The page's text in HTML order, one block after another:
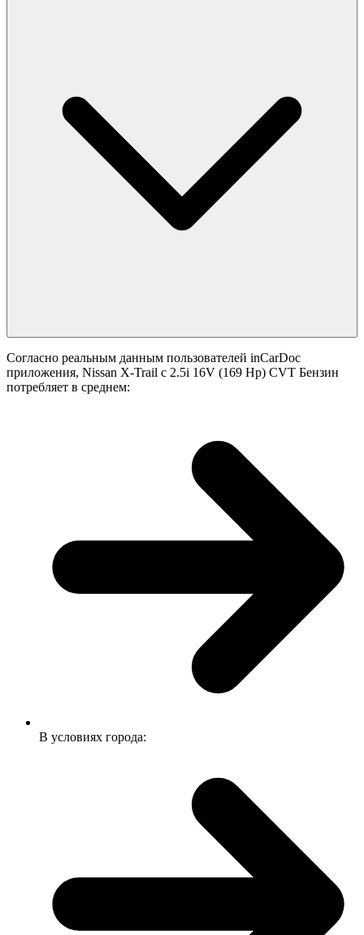
Согласно реальным данным пользователей inCarDoc
приложения, Nissan X-Trail с 2.5i 16V (169 Hp) CVT Бензин
потребляет в среднем:
В условиях города: